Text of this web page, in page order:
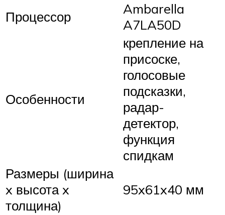
Процессор
Ambarella
A7LA50D
Особенности
крепление на
присоске,
голосовые
подсказки,
радар-
детектор,
функция
спидкам
Размеры (ширина
x высота x
толщина)
95x61x40 мм